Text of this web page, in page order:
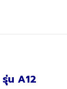
รุ่น A12